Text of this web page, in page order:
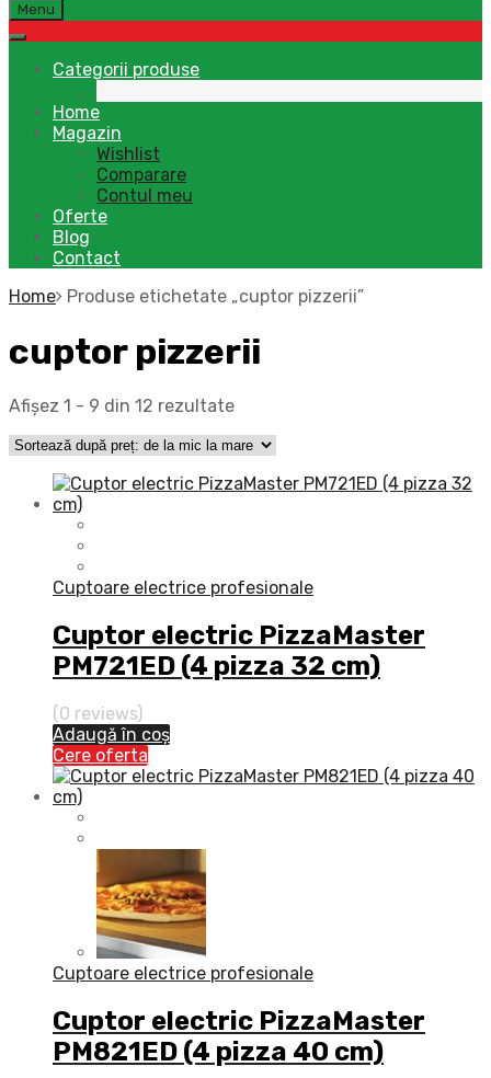
Menu
Categorii produse
Home
Magazin
Wishlist
Comparare
Contul meu
Oferte
Blog
Contact
Home
Produse etichetate „cuptor pizzerii”
cuptor pizzerii
Afișez 1 - 9 din 12 rezultate
Cuptoare electrice profesionale
Cuptor electric PizzaMaster
PM721ED (4 pizza 32 cm)
(0 reviews)
Adaugă în coș
Cere oferta
Cuptoare electrice profesionale
Cuptor electric PizzaMaster
PM821ED (4 pizza 40 cm)